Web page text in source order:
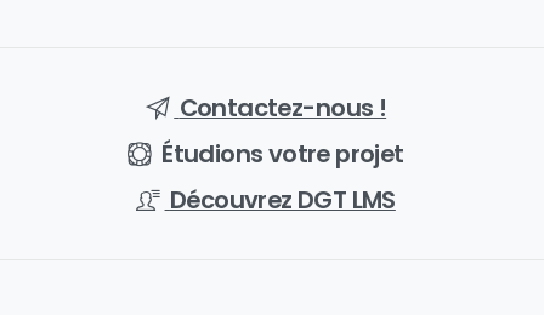
Contactez-nous !
Étudions votre projet
Découvrez DGT LMS